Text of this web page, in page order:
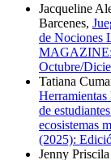
Jacqueline
Barcenes,
de Nociones
MAGAZINE:
Octubre/
Tatiana
de
ecosistemas
(2025):
Jenny